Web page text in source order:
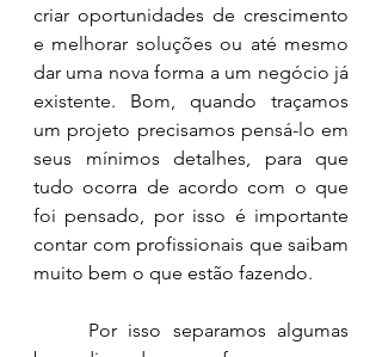
criar oportunidades de crescimento
e melhorar soluções ou até mesmo
dar uma nova forma a um negócio já
existente. Bom, quando traçamos
um projeto precisamos pensá-lo em
seus mínimos detalhes, para que
tudo ocorra de acordo com o que
foi pensado, por isso é importante
contar com profissionais que saibam
muito bem o que estão fazendo.